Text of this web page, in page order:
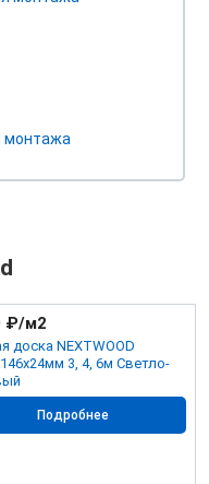
монтажа
доска NEXTWOOD
₽/м2
Подробнее